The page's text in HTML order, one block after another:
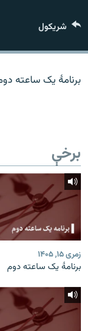
د ازادې اروپا/
شريکول
برنامۀ یک ساعته
برخې
زمری ۱۵, ۱۴۰۵
برنامۀ یک ساعته دوم